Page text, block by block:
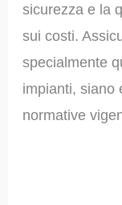
sicurezza e la
sui costi.
specialmente
impianti, siano
normative